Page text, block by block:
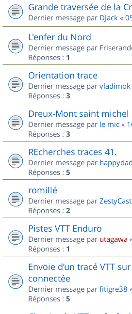
Grande traversée de la
Dernier message par DJack «
L'enfer du Nord
Dernier message par
Réponses : 1
Orientation trace
Dernier message par vladimok
Réponses : 3
Dreux-Mont saint michel
Dernier message par le mic «
Réponses : 3
REcherches traces 41.
Dernier message par happydad
Réponses : 5
romillé
Dernier message par
Réponses : 2
Pistes VTT Enduro
Dernier message par utagawa
Réponses : 1
Envoie d’un tracé VTT
connectée
Dernier message par fitigre38
Réponses : 5